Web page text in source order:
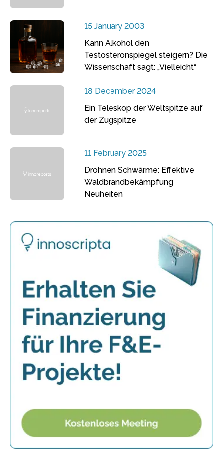
15 January 2003
Kann Alkohol den
Testosteronspiegel steigern? Die
Wissenschaft sagt: „Vielleicht“
18 December 2024
Ein Teleskop der Weltspitze auf
der Zugspitze
11 February 2025
Drohnen Schwärme: Effektive
Waldbrandbekämpfung
Neuheiten